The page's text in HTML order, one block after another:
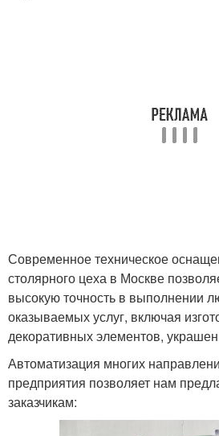
Современное техническое
столярного цеха в Москве
высокую точность в выполнении
оказываемых услуг, включая
декоративных элементов,
Автоматизация многих
предприятия позволяет нам
заказчикам: